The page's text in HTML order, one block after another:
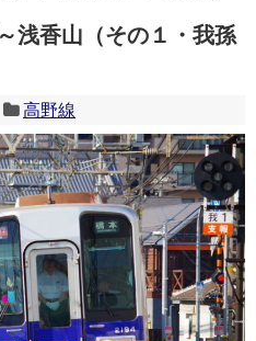
浅香山（その１・我孫
高野線